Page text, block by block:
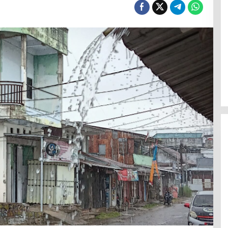
Polresta Mamuju Terapkan
Restorative Justice Kasus
Intimidasi Juru Parkir Jalan Emmy
Saelan